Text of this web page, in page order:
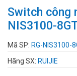
Switch công
NIS3100-
Mã SP: RG-NIS3100-
Hãng SX: RUIJIE